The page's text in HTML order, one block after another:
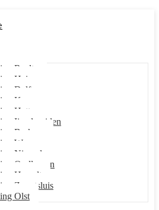
Raalte
Heino
Dalfsen
Kampen
Hattem
Ijsselmuiden
Berkum
Wezep
Nieuwleusen
Oudleusen
Hasselt
Zwartsluis
Olst